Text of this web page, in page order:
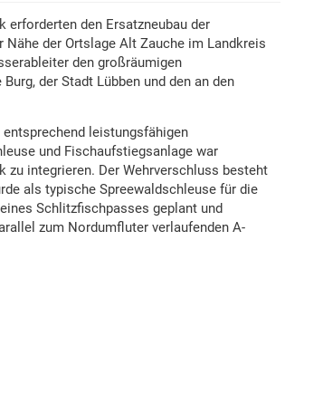
erforderten den Ersatzneubau der
der Ortslage Alt Zauche im Landkreis
den großräumigen
der Stadt Lübben und den an den
leistungsfähigen
und Fischaufstiegsanlage war
zu integrieren. Der Wehrverschluss besteht
als typische Spreewaldschleuse für die
Schlitzfischpasses geplant und
zum Nordumfluter verlaufenden A-